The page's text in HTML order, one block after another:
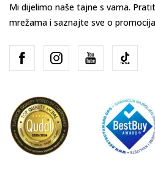
Mi dijelimo naše tajne s vama.
mrežama i saznajte sve o